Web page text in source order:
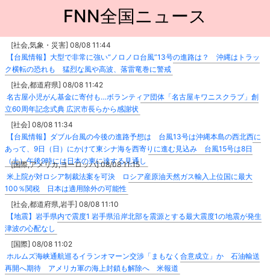
FNN全国ニュース
[社会,気象・災害] 08/08 11:44
【台風情報】大型で非常に強い“ノロノロ台風”13号の進路は？ 沖縄はトラッ
ク横転の恐れも 猛烈な風や高波、落雷竜巻に警戒
[社会,都道府県] 08/08 11:42
名古屋小児がん基金に寄付も…ボランティア団体「名古屋キワニスクラブ」創
立60周年記念式典 広沢市長らから感謝状
[社会] 08/08 11:34
【台風情報】ダブル台風の今後の進路予想は 台風13号は沖縄本島の西北西に
あって、9日（日）にかけて東シナ海を西寄りに進む見込み 台風15号は8日
（土）午後9時には日本の東に達する見通し
[国際,アメリカ,ヨーロッパ] 08/08 11:15
米上院が対ロシア制裁法案を可決 ロシア産原油天然ガス輸入上位国に最大
100％関税 日本は適用除外の可能性
[社会,都道府県,岩手] 08/08 11:10
【地震】岩手県内で震度1 岩手県沿岸北部を震源とする最大震度1の地震が発生
津波の心配なし
[国際] 08/08 11:02
ホルムズ海峡通航巡るイランオマーン交渉「まもなく合意成立」か 石油輸送
再開へ期待 アメリカ軍の海上封鎖も解除へ 米報道